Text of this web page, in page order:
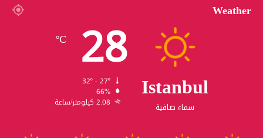
Weather
Istanbul
سماء صافية
28
℃
66%
2.08 كيلومتر/ساعة